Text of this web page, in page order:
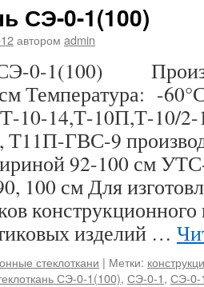
СЭ-0-1(100)
автором admin
СЭ-0-1(100)
Температура: -
10-14,Т-10П,Т-10/
ГВС-9
92-100 см
100 см Для
конструкционного
изделий …
стеклоткани | Метки:
СЭ-0-1(100), СЭ-0-1, СЭ-0-